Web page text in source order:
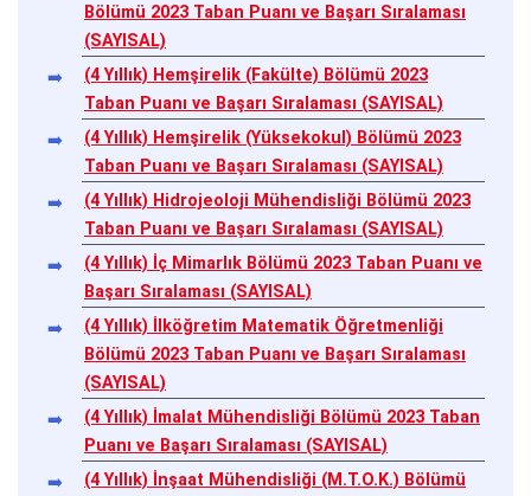
Bölümü 2023 Taban Puanı ve Başarı Sıralaması
(SAYISAL)
(4 Yıllık) Hemşirelik (Fakülte) Bölümü 2023
Taban Puanı ve Başarı Sıralaması (SAYISAL)
(4 Yıllık) Hemşirelik (Yüksekokul) Bölümü 2023
Taban Puanı ve Başarı Sıralaması (SAYISAL)
(4 Yıllık) Hidrojeoloji Mühendisliği Bölümü 2023
Taban Puanı ve Başarı Sıralaması (SAYISAL)
(4 Yıllık) İç Mimarlık Bölümü 2023 Taban Puanı ve
Başarı Sıralaması (SAYISAL)
(4 Yıllık) İlköğretim Matematik Öğretmenliği
Bölümü 2023 Taban Puanı ve Başarı Sıralaması
(SAYISAL)
(4 Yıllık) İmalat Mühendisliği Bölümü 2023 Taban
Puanı ve Başarı Sıralaması (SAYISAL)
(4 Yıllık) İnşaat Mühendisliği (M.T.O.K.) Bölümü